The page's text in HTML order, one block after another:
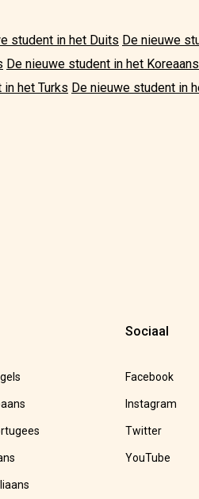
student in het Duits De nieuwe
De nieuwe student in het Koreaans
in het Turks De nieuwe student in
Sociaal
Facebook
Instagram
Twitter
YouTube